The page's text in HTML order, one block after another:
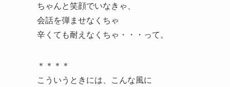
ちゃんと笑顔でいなきゃ、
会話を弾ませなくちゃ
辛くても耐えなくちゃ・・・って。
＊＊＊＊
こういうときには、こんな風に